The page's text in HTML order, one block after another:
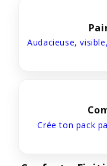
Audacieuse,
Crée ton pack